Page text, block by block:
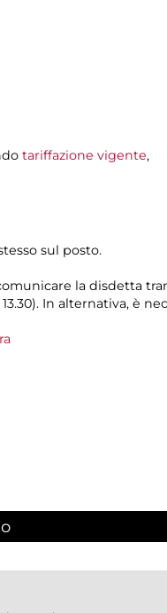
tariffazione vigente,
sul posto.
la disdetta
13.30). In alternativa, è